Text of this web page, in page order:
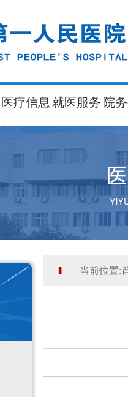
医疗信息 就医服务 院
当前位置: